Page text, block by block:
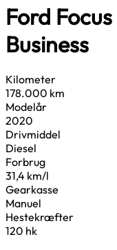
Ford Focus
Business
Kilometer
178.000 km
Modelår
2020
Drivmiddel
Diesel
Forbrug
31,4 km/l
Gearkasse
Manuel
Hestekræfter
120 hk